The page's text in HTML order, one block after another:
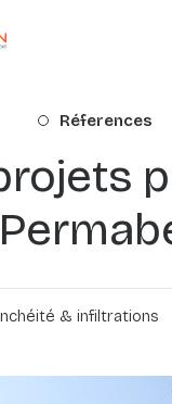
Réferences
& infiltrations